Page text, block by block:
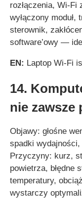
rozłączenia,
wyłączony moduł,
sterownik,
software’owy —
EN: Laptop Wi‑Fi
14.
nie zawsze
Objawy: głośne
spadki wydajności,
Przyczyny: kurz,
powietrza, błędne
temperatury,
wystarczy